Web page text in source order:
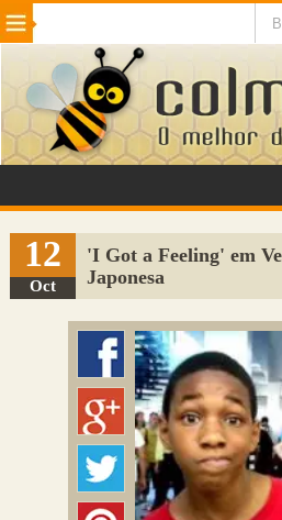
Beleza Cinema e TV
Internet Jogos NotÃ­cias
VeÃ­culos Adulto
Sugerir Link
Adicionar Blog
Colmeia Exchange
Perguntas Frequentes
12
Oct
'I Got a Feeling' em
Japonesa